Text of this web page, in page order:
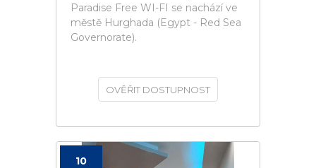
Paradise Free WI-FI se nachází ve
městě Hurghada (Egypt - Red Sea
Governorate).
OVĚŘIT DOSTUPNOST
10